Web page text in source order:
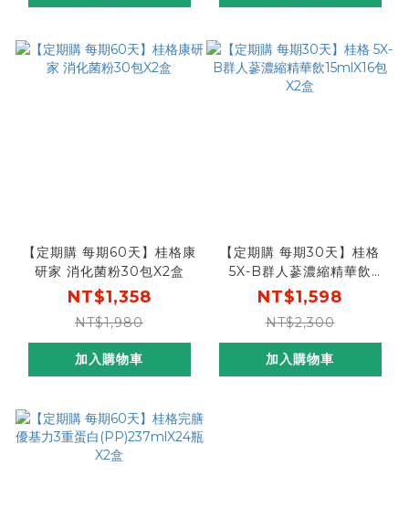
【定期購 每期60天】桂格康
研家 消化菌粉30包X2盒
NT$1,358
NT$1,980
加入購物車
【定期購 每期30天】桂格
5X-B群人蔘濃縮精華飲
15mlX16包X2盒
NT$1,598
NT$2,300
加入購物車